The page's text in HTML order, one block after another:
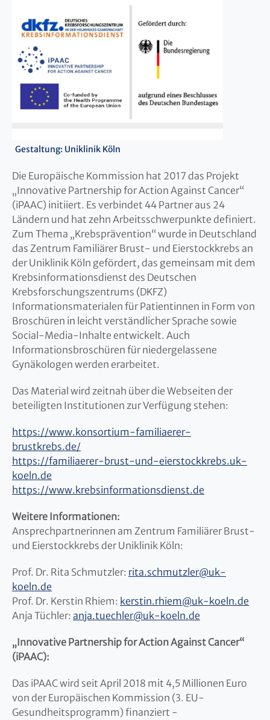
Gestaltung: Uniklinik Köln
Die Europäische Kommission hat 2017 das Projekt
„Innovative Partnership for Action Against Cancer“
(iPAAC) initiiert. Es verbindet 44 Partner aus 24
Ländern und hat zehn Arbeitsschwerpunkte definiert.
Zum Thema „Krebsprävention“ wurde in Deutschland
das Zentrum Familiärer Brust- und Eierstockkrebs an
der Uniklinik Köln gefördert, das gemeinsam mit dem
Krebsinformationsdienst des Deutschen
Krebsforschungszentrums (DKFZ)
Informationsmaterialen für Patientinnen in Form von
Broschüren in leicht verständlicher Sprache sowie
Social-Media-Inhalte entwickelt. Auch
Informationsbroschüren für niedergelassene
Gynäkologen werden erarbeitet.
Das Material wird zeitnah über die Webseiten der
beteiligten Institutionen zur Verfügung stehen:
https://www.konsortium-familiaerer-
brustkrebs.de/
https://familiaerer-brust-und-eierstockkrebs.uk-
koeln.de
https://www.krebsinformationsdienst.de
Weitere Informationen:
Ansprechpartnerinnen am Zentrum Familiärer Brust-
und Eierstockkrebs der Uniklinik Köln:
Prof. Dr. Rita Schmutzler: rita.schmutzler@uk-
koeln.de
Prof. Dr. Kerstin Rhiem: kerstin.rhiem@uk-koeln.de
Anja Tüchler: anja.tuechler@uk-koeln.de
„Innovative Partnership for Action Against Cancer“
(iPAAC):
Das iPAAC wird seit April 2018 mit 4,5 Millionen Euro
von der Europäischen Kommission (3. EU-
Gesundheitsprogramm) finanziert -